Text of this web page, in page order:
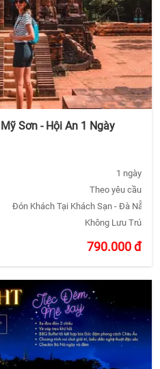
Sơn - Hội An 1 Ngày
1 ngày
Theo yêu cầu
Đón Khách Tại Khách Sạn - Đà Nẵng
Không Lưu Trú
790.000đ